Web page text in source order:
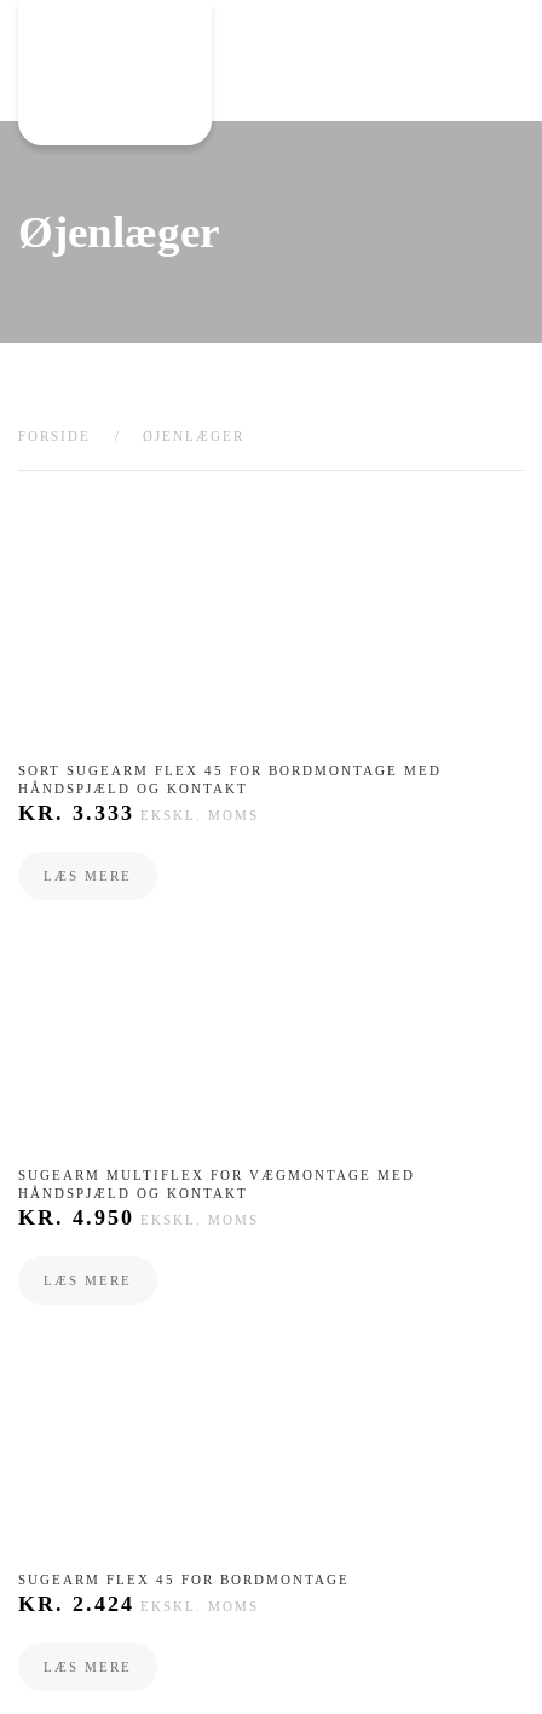
Øjenlæger
FORSIDE ØJENLÆGER
SORT SUGEARM FLEX 45 FOR BORDMONTAGE MED
HÅNDSPJÆLD OG KONTAKT
KR. 3.333 EKSKL. MOMS
LÆS MERE
​SUGEARM MULTIFLEX FOR VÆGMONTAGE MED
HÅNDSPJÆLD OG KONTAKT
KR. 4.950 EKSKL. MOMS
LÆS MERE
​SUGEARM FLEX 45 FOR BORDMONTAGE
KR. 2.424 EKSKL. MOMS
LÆS MERE